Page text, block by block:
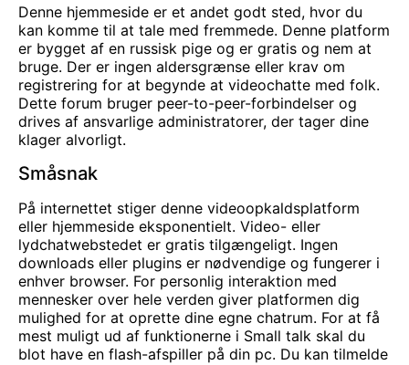
Denne hjemmeside er et andet godt sted, hvor du
kan komme til at tale med fremmede. Denne platform
er bygget af en russisk pige og er gratis og nem at
bruge. Der er ingen aldersgrænse eller krav om
registrering for at begynde at videochatte med folk.
Dette forum bruger peer-to-peer-forbindelser og
drives af ansvarlige administratorer, der tager dine
klager alvorligt.
Småsnak
På internettet stiger denne videoopkaldsplatform
eller hjemmeside eksponentielt. Video- eller
lydchatwebstedet er gratis tilgængeligt. Ingen
downloads eller plugins er nødvendige og fungerer i
enhver browser. For personlig interaktion med
mennesker over hele verden giver platformen dig
mulighed for at oprette dine egne chatrum. For at få
mest muligt ud af funktionerne i Small talk skal du
blot have en flash-afspiller på din pc. Du kan tilmelde